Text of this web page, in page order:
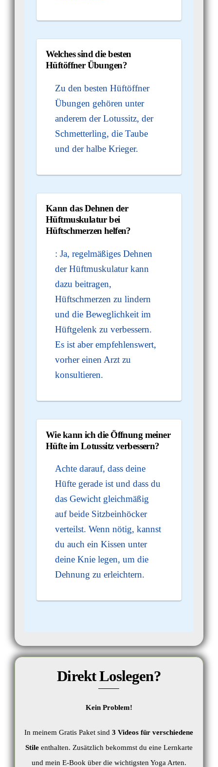
Welches sind die besten
Hüftöffner Übungen?
Zu den besten Hüftöffner
Übungen gehören unter
anderem der Lotussitz, der
Schmetterling, die Taube
und der halbe Krieger.
Kann das Dehnen der
Hüftmuskulatur bei
Hüftschmerzen helfen?
: Ja, regelmäßiges Dehnen
der Hüftmuskulatur kann
dazu beitragen,
Hüftschmerzen zu lindern
und die Beweglichkeit im
Hüftgelenk zu verbessern.
Es ist aber empfehlenswert,
vorher einen Arzt zu
konsultieren.
Wie kann ich die Öffnung meiner
Hüfte im Lotussitz verbessern?
Achte darauf, dass deine
Hüfte gerade ist und dass du
das Gewicht gleichmäßig
auf beide Sitzbeinhöcker
verteilst. Wenn nötig, kannst
du auch ein Kissen unter
deine Knie legen, um die
Dehnung zu erleichtern.
Direkt Loslegen?
Kein Problem!
In meinem Gratis Paket sind3 Videos für verschiedene
Stileenthalten. Zusätzlich bekommst du eine Lernkarte
und mein E-Book über die wichtigsten Yoga Arten.